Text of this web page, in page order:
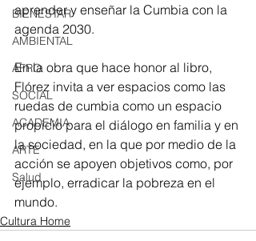
BIENESTAR
AMBIENTAL
AFRO
SOCIAL
ACADEMIA
ARTE
Salud
aprender y enseñar la Cumbia con la
agenda 2030.
En la obra que hace honor al libro,
Flórez invita a ver espacios como las
ruedas de cumbia como un espacio
propicio para el diálogo en familia y en
la sociedad, en la que por medio de la
acción se apoyen objetivos como, por
ejemplo, erradicar la pobreza en el
mundo.
Cultura Home